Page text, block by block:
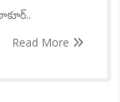
Read More